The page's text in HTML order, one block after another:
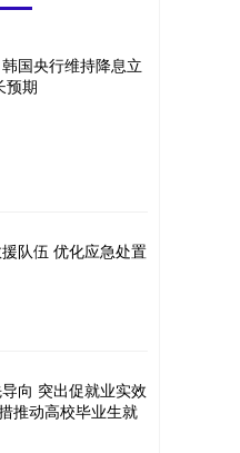
国央行维持降息立
预期
队伍 优化应急处置
向 突出促就业实效
推动高校毕业生就